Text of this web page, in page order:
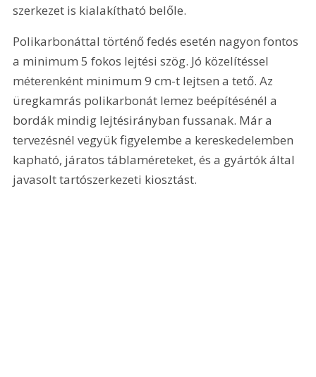
szerkezet is kialakítható belőle.
Polikarbonáttal történő fedés esetén nagyon fontos
a minimum 5 fokos lejtési szög. Jó közelítéssel
méterenként minimum 9 cm-t lejtsen a tető. Az
üregkamrás polikarbonát lemez beépítésénél a
bordák mindig lejtésirányban fussanak. Már a
tervezésnél vegyük figyelembe a kereskedelemben
kapható, járatos táblaméreteket, és a gyártók által
javasolt tartószerkezeti kiosztást.